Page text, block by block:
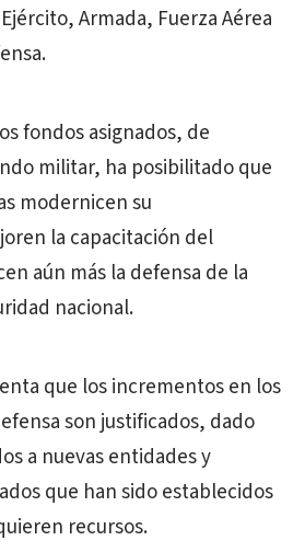
Armada, Fuerza Aérea
fondos asignados, de
militar, ha posibilitado que
modernicen su
la capacitación del
aún más la defensa de la
nacional.
que los incrementos en los
son justificados, dado
a nuevas entidades y
que han sido establecidos
recursos.